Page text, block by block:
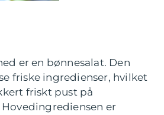
er en bønnesalat. Den
friske ingredienser, hvilket
friskt pust på
er